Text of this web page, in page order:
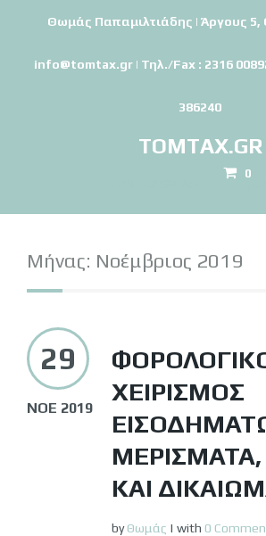
Θωμάς Παπαμιλτιάδης | Άργους 5,
info@tomtax.gr | Τηλ./Fax : 2316
386240
0
TOMTAX.GR
TOMTAX.GR-Λογιστικό
Μήνας: Νοέμβριος 2019
29
ΝΟΈ 2019
ΧΕΙΡΙΣΜΌΣ
ΚΑΙ
byΘωμάς | with 0